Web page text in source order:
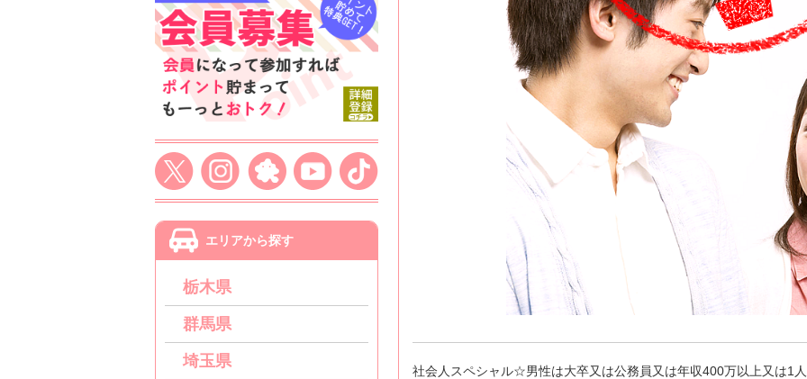
エリアから探す
栃木県
群馬県
埼玉県
社会人スペシャル☆男性は大卒又は公務員又は年収400万以上又は1